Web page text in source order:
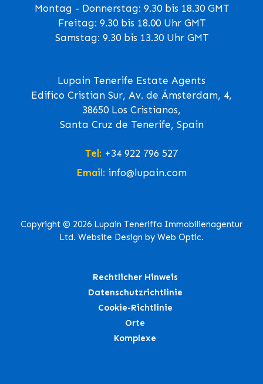
Montag - Donnerstag: 9.30 bis 18.30 GMT
Freitag: 9.30 bis 18.00 Uhr GMT
Samstag: 9.30 bis 13.30 Uhr GMT
Lupain Tenerife Estate Agents
Edifico Cristian Sur, Av. de Ámsterdam, 4,
38650 Los Cristianos,
Santa Cruz de Tenerife, Spain
Tel: +34 922 796 527
Email: info@lupain.com
Copyright © 2026 Lupain Teneriffa Immobilienagentur
Ltd. Website Design by Web Optic.
Rechtlicher Hinweis
Datenschutzrichtlinie
Cookie-Richtlinie
Orte
Komplexe